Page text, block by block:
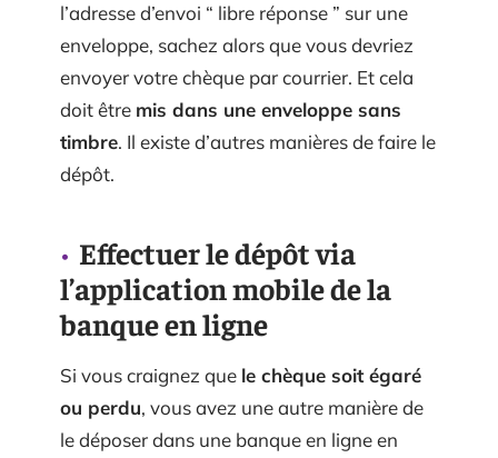
l’adresse d’envoi “ libre réponse ” sur une
enveloppe, sachez alors que vous devriez
envoyer votre chèque par courrier. Et cela
doit être mis dans une enveloppe sans
timbre. Il existe d’autres manières de faire le
dépôt.
Effectuer le dépôt via
l’application mobile de la
banque en ligne
Si vous craignez que le chèque soit égaré
ou perdu, vous avez une autre manière de
le déposer dans une banque en ligne en